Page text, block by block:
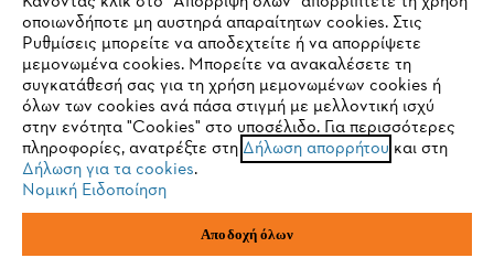
Πολιτική απορρήτου Νομικό κείμενο Cookies
Νομικές πληροφορίες
ANDREAS STIHL ΜΟΝΟΠΡΟΣΩΠΗ Α.Ε.
ΑΓ. ΑΝΔΡΕΟΥ 51 ΠΑΛΛΟΥΡΙΩΤΙΣΣΑ
UNTERSTÜTZT
Sie nutzen einen Browser, den wir noch nicht unterstützen. Für
eine optimale Nutzung unserer Seite empfehlen wir Ihnen, zu
einem der folgenden Browser zu wechseln:
Firefox Chrome
οποιωνδήποτε μη αυστηρά απαραίτητων cookies. Στις
Ρυθμίσεις μπορείτε να αποδεχτείτε ή να απορρίψετε
μεμονωμένα cookies. Μπορείτε να ανακαλέσετε τη
συγκατάθεσή σας για τη χρήση μεμονωμένων cookies ή
όλων των cookies ανά πάσα στιγμή με μελλοντική ισχύ
στην ενότητα "Cookies" στο υποσέλιδο. Για περισσότερες
πληροφορίες, ανατρέξτε στηΔήλωση απορρήτου και στη
Δήλωση για τα cookies.
Νομική Ειδοποίηση
Αποδοχή όλων